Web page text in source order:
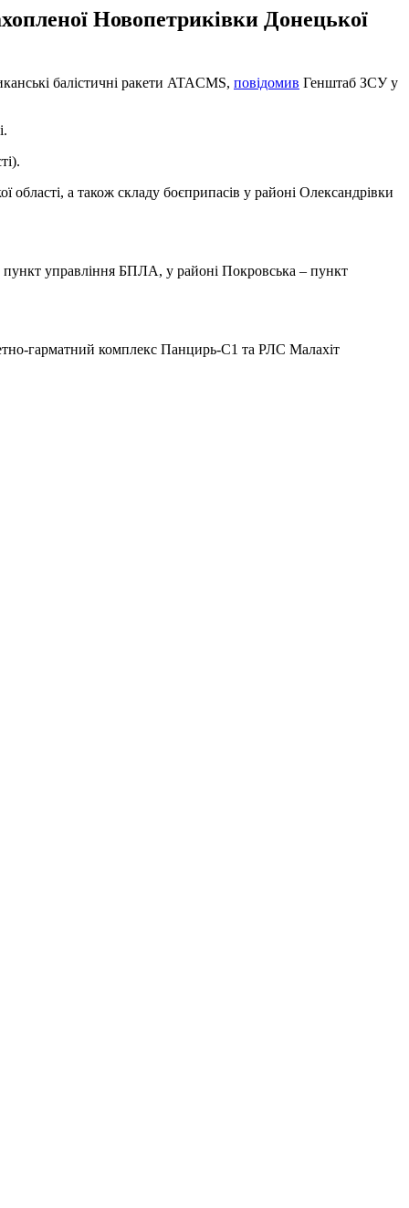
Новопетриківки Донецької
балістичні ракети ATACMS, повідомив Генштаб ЗСУ у
області, а також складу боєприпасів у районі Олександрівки
пункт управління БПЛА, у районі Покровська – пункт
гарматний комплекс Панцирь-С1 та РЛС Малахіт